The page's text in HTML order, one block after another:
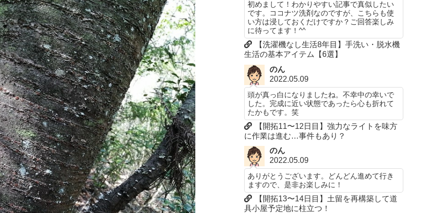
初めまして！わかりやすい記事で真似したい
です。ココナツ洗剤なのですが、こちらも使
い方は浸しておくだけですか？ご回答楽しみ
に待ってます！^^
【洗濯機なし生活8年目】手洗い・脱水機
生活の基本アイテム【6選】
のん
2022.05.09
頭が真っ白になりましたね。不幸中の幸いで
した。完成に近い状態であったら心も折れて
たかもです。笑
【開拓11〜12日目】強力なライトを味方
に作業は進む…事件もあり？
のん
2022.05.09
ありがとうございます。どんどん進めて行き
ますので、是非お楽しみに！
【開拓13〜14日目】土留を再構築して道
具小屋予定地に柱立つ！